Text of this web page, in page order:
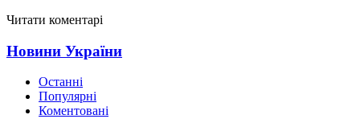
Читати коментарі
Новини України
Останні
Популярні
Коментовані